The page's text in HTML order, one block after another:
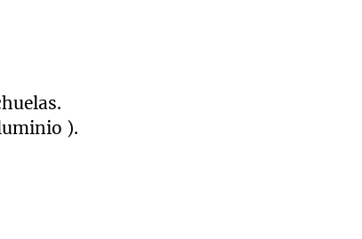
).